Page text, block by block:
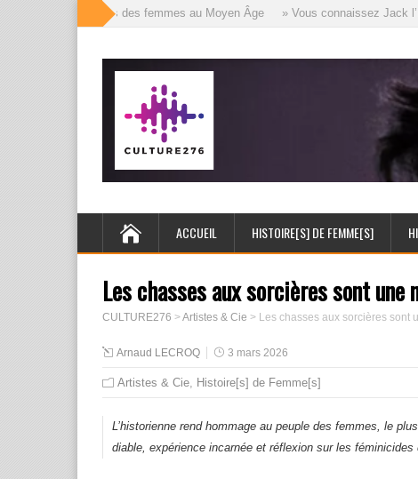
» Les mille visages des femmes au Moyen Âge » Vous connaissez Jack
ACCUEIL HISTOIRE[S] DE FEMME[S]
Les chasses aux sorcières sont
CULTURE276 >Artistes & Cie > Les chasses aux sorcières sont
Arnaud LECROQ 3 mars 2026
Artistes & Cie, Histoire[s] de Femme[s]
L’historienne rend hommage au peuple des femmes, le
diable, expérience incarnée et réflexion sur les féminicides